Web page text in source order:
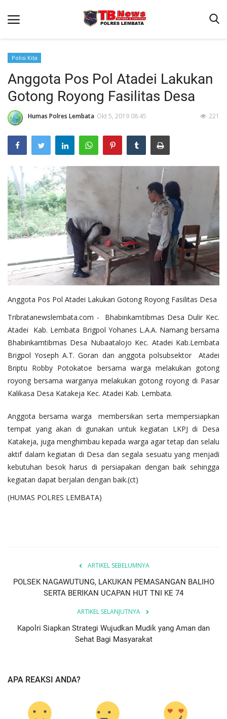
Beranda
Binkam
Terms & Conditions
Giat Ops
Reskrim
Polisi Kita
Lantas
Polisi Kita
Anggota Pos Pol Atadei Lakukan
Gotong Royong Fasilitas Desa
Humas Polres Lembata Okt 5, 2019 08:45 221
Anggota Pos Pol Atadei Lakukan Gotong Royong Fasilitas Desa
Tribratanewslembata.com - Bhabinkamtibmas Desa Dulir Kec.
Atadei Kab. Lembata Brigpol Yohanes L.A.A. Namang bersama
Bhabinkamtibmas Desa Nubaatalojo Kec. Atadei Kab.Lembata
Brigpol Yoseph A.T. Goran dan anggota polsubsektor Atadei
Briptu Robby Potokatoe bersama warga melakukan gotong
royong bersama warganya melakukan gotong royong di Pasar
Kalikasa Desa Katakeja Kec. Atadei Kab. Lembata.
Anggota bersama warga membersikan serta mempersiapkan
tempat yang akan di gunakan untuk kegiatan LKPJ di Desa
Katakeja, juga menghimbau kepada warga agar tetap dan selalu
aktif dalam kegiatan di Desa dan segala sesuatu yang menjadi
kebutuhan besok harus di persiapakan dengan baik sehingga
kegiatan dapat berjalan dengan baik.(ct)
(HUMAS POLRES LEMBATA)
ARTIKEL SEBELUMNYA
POLSEK NAGAWUTUNG, LAKUKAN PEMASANGAN BALIHO
SERTA BERIKAN UCAPAN HUT TNI KE 74
ARTIKEL SELANJUTNYA
Kapolri Siapkan Strategi Wujudkan Mudik yang Aman dan
Sehat Bagi Masyarakat
APA REAKSI ANDA?